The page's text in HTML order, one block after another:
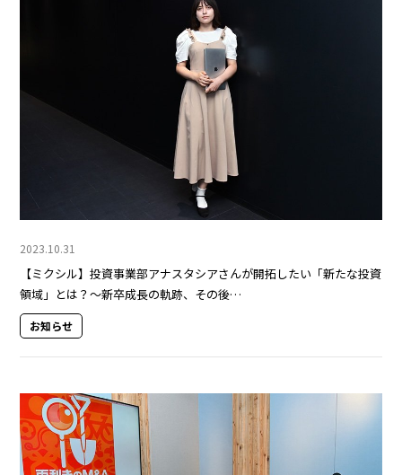
2023.10.31
【ミクシル】投資事業部アナスタシアさんが開拓したい「新たな投資
領域」とは？～新卒成長の軌跡、その後…
お知らせ